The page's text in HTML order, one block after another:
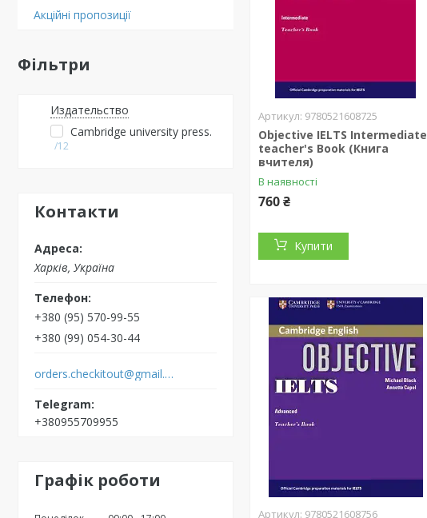
Акційні пропозиції
Фільтри
Издательство
Cambridge university press.
12
Контакти
Харків, Україна
+380 (95) 570-99-55
+380 (99) 054-30-44
orders.checkitout@gmail.com
+380955709955
Графік роботи
9780521608725
Objective IELTS Intermediate
teacher's Book (Книга
вчителя)
В наявності
760 ₴
Купити
9780521608756